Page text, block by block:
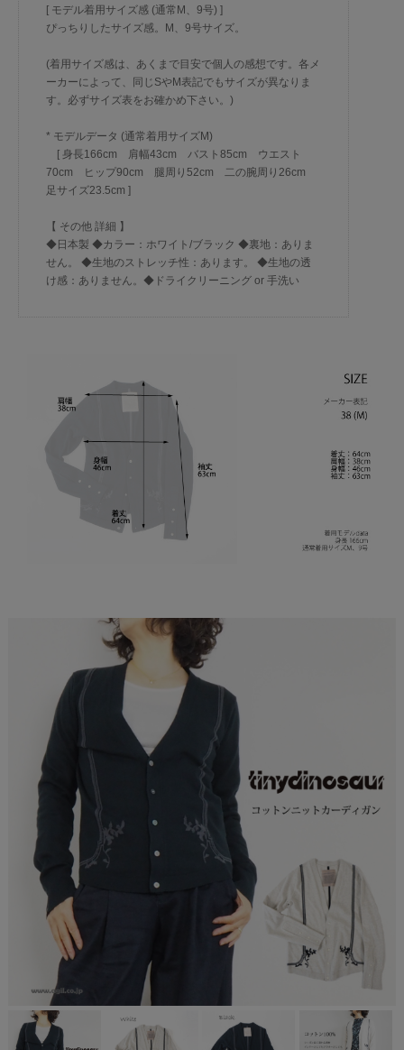
[ モデル着用サイズ感 (通常M、9号) ]
ぴっちりしたサイズ感。M、9号サイズ。
(着用サイズ感は、あくまで目安で個人の感想です。各メ
ーカーによって、同じSやM表記でもサイズが異なりま
す。必ずサイズ表をお確かめ下さい。)
* モデルデータ (通常着用サイズM)
[ 身長166cm 肩幅43cm バスト85cm ウエスト
70cm ヒップ90cm 腿周り52cm 二の腕周り26cm
足サイズ23.5cm ]
【 その他 詳細 】
◆日本製 ◆カラー：ホワイト/ブラック ◆裏地：ありま
せん。 ◆生地のストレッチ性：あります。 ◆生地の透
け感：ありません。◆ドライクリーニング or 手洗い